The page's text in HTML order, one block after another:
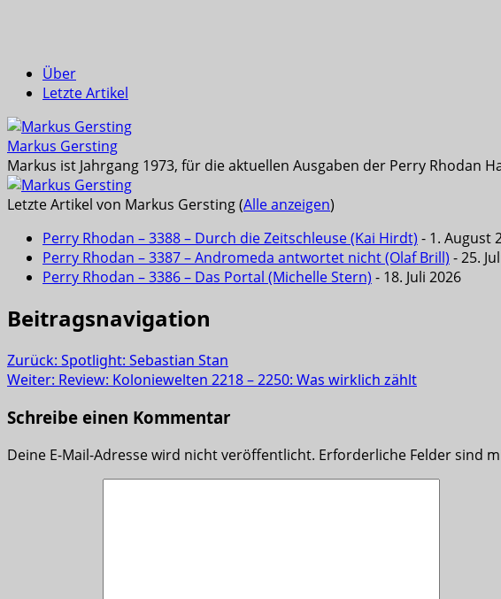
Über
Letzte Artikel
Markus Gersting
Markus ist Jahrgang 1973, für die aktuellen Ausgaben der Perry Rhodan
Letzte Artikel von Markus Gersting(Alle anzeigen)
Perry Rhodan – 3388 – Durch die Zeitschleuse (Kai Hirdt) - 1. August
Perry Rhodan – 3387 – Andromeda antwortet nicht (Olaf Brill) - 25.
Perry Rhodan – 3386 – Das Portal (Michelle Stern) - 18. Juli 2026
Beitragsnavigation
Zurück: Spotlight: Sebastian Stan
Weiter: Review: Koloniewelten 2218 – 2250: Was wirklich zählt
Schreibe einen Kommentar
Deine E-Mail-Adresse wird nicht veröffentlicht. Erforderliche Felder sind